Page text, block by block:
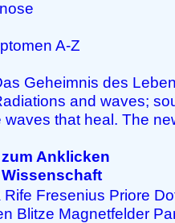
A-Z
Geheimnis des
and waves;
that heal. The
Anklicken
Rife Fresenius Priore
Blitze Magnetfelder